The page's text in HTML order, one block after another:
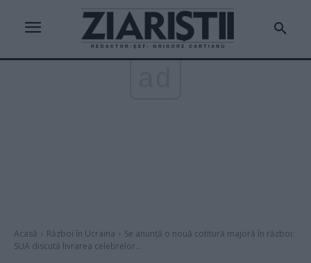
Acasă Război în Ucraina
Se anunță o nouă cotitură majoră în război:
SUA discută livrarea celebrelor...